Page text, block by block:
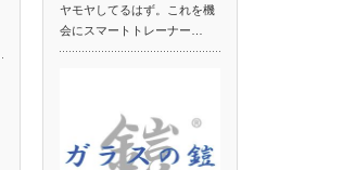
ヤモヤしてるはず。これを機
会にスマートトレーナー…